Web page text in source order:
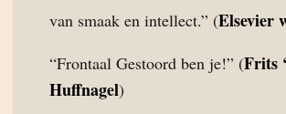
van smaak en intellect.” (Elsevier
“Frontaal Gestoord ben je!” (Frits
Huffnagel)